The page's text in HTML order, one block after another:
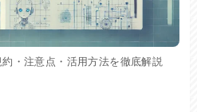
・注意点・活用方法を徹底解説